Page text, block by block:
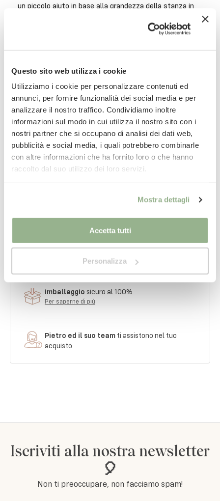
Questo sito web utilizza i cookie
Utilizziamo i cookie per personalizzare contenuti ed
annunci, per fornire funzionalità dei social media e per
analizzare il nostro traffico. Condividiamo inoltre
informazioni sul modo in cui utilizza il nostro sito con i
nostri partner che si occupano di analisi dei dati web,
pubblicità e social media, i quali potrebbero combinarle
con altre informazioni che ha fornito loro o che hanno
raccolto dal suo utilizzo dei loro servizi.
Mostra dettagli
Accetta tutti
Personalizza
un piccolo aiuto in base alla grandezza della stanza in
perfetta per una superficie inferiore a 20 metri
quadri
–100 mlperfetta per una superficie intorno ai 25 metri
quadrati
–250 mlperfetta per una superficie fino a 40 metri
quadri
–1/1,5/3/5 litriperfetti per una superficie attorno a 80
metri quadri
Pagain comode rate con
Per saperne di più
imballaggio sicuro al 100%
Per saperne di più
Pietro ed il suo team ti assistono nel tuo
acquisto
Iscriviti alla nostra newsletter
🎈
Non ti preoccupare, non facciamo spam!